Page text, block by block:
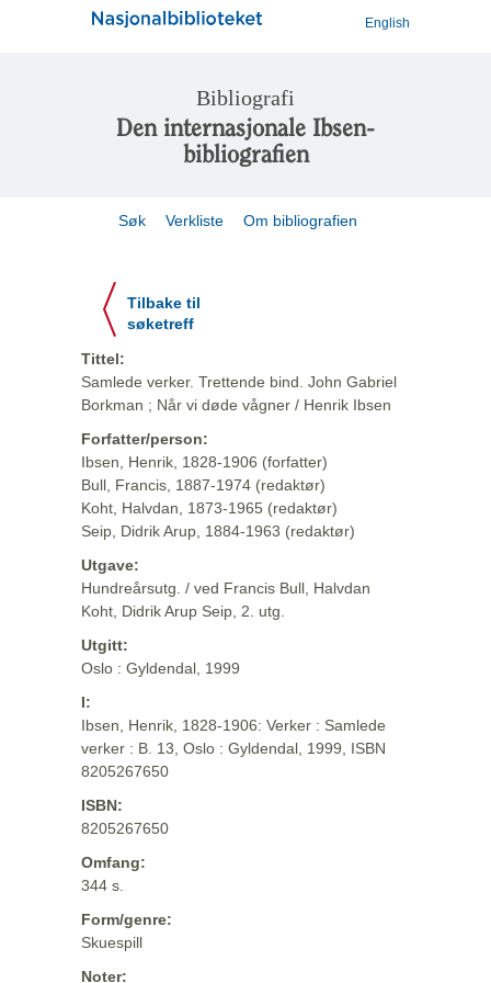
English
Bibliografi
Den internasjonale Ibsen-
bibliografien
Søk Verkliste Om bibliografien
Tilbake til
søketreff
Tittel:
Samlede verker. Trettende bind. John Gabriel
Borkman ; Når vi døde vågner / Henrik Ibsen
Forfatter/person:
Ibsen, Henrik, 1828-1906 (forfatter)
Bull, Francis, 1887-1974 (redaktør)
Koht, Halvdan, 1873-1965 (redaktør)
Seip, Didrik Arup, 1884-1963 (redaktør)
Utgave:
Hundreårsutg. / ved Francis Bull, Halvdan
Koht, Didrik Arup Seip, 2. utg.
Utgitt:
Oslo : Gyldendal, 1999
I:
Ibsen, Henrik, 1828-1906: Verker : Samlede
verker : B. 13, Oslo : Gyldendal, 1999, ISBN
8205267650
ISBN:
8205267650
Omfang:
344 s.
Form/genre:
Skuespill
Noter: